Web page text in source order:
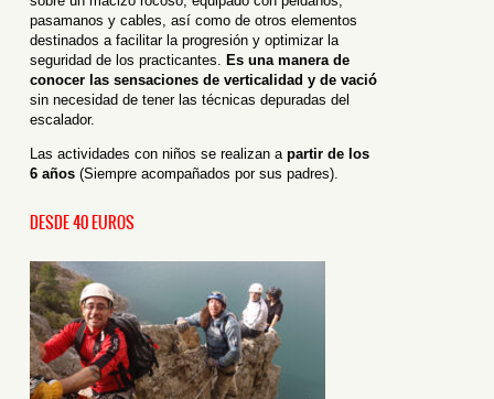
pasamanos y cables, así como de otros elementos
destinados a facilitar la progresión y optimizar la
seguridad de los practicantes. Es una manera de
conocer las sensaciones de verticalidad y de vació
sin necesidad de tener las técnicas depuradas del
escalador.
Las actividades con niños se realizan a partir de los
6 años(Siempre acompañados por sus padres).
DESDE 40 EUROS